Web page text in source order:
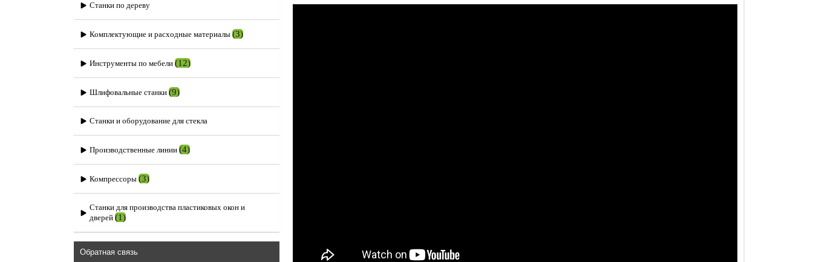
Станки по дереву
Комплектующие и расходные материалы (3)
Инструменты по мебели (12)
Шлифовальные станки (9)
Станки и оборудование для стекла
Производственные линии (4)
Компрессоры (3)
Станки для производства пластиковых окон и
дверей (1)
Обратная связь